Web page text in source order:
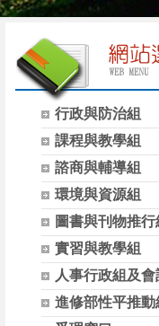
行政與防治組
課程與教學組
諮商與輔導組
環境與資源組
圖書與刊物推行
實習與教學組
人事行政組及會
進修部性平推動